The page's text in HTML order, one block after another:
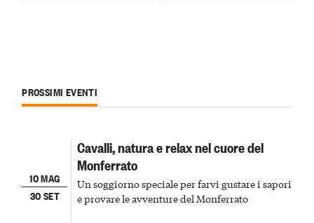
PROSSIMI EVENTI
10 MAG
30 SET
Cavalli, natura e relax nel cuore del
Monferrato
Un soggiorno speciale per farvi gustare i sapori
e provare le avventure del Monferrato